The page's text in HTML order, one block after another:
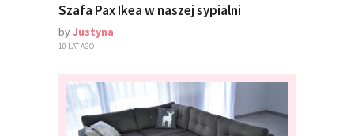
Szafa Pax Ikea w naszej sypialni
byJustyna
10 LAT AGO